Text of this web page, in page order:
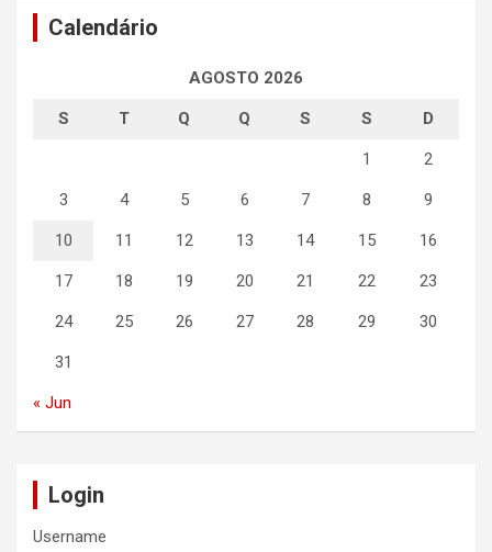
Calendário
AGOSTO 2026
S T Q Q S S D
1 2
3 4 5 6 7 8 9
10 11 12 13 14 15 16
17 18 19 20 21 22 23
24 25 26 27 28 29 30
31
« Jun
Login
Username